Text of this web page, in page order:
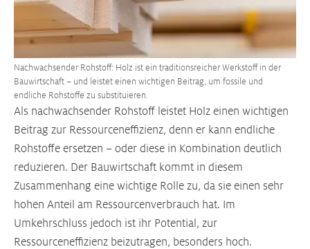
Nachwachsender Rohstoff: Holz ist ein traditionsreicher Werkstoff in der
Bauwirtschaft – und leistet einen wichtigen Beitrag, um fossile und
endliche Rohstoffe zu substituieren.
Als nachwachsender Rohstoff leistet Holz einen wichtigen
Beitrag zur Ressourceneffizienz, denn er kann endliche
Rohstoffe ersetzen – oder diese in Kombination deutlich
reduzieren. Der Bauwirtschaft kommt in diesem
Zusammenhang eine wichtige Rolle zu, da sie einen sehr
hohen Anteil am Ressourcenverbrauch hat. Im
Umkehrschluss jedoch ist ihr Potential, zur
Ressourceneffizienz beizutragen, besonders hoch.